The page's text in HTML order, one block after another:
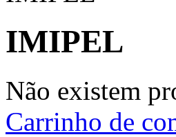
IMIPEL
Não existem
Carrinho de